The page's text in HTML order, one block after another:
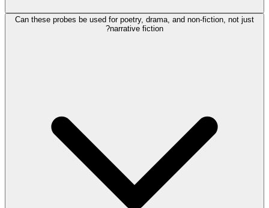
Can these probes be used for poetry, drama, and non-fiction, not just
narrative fiction?